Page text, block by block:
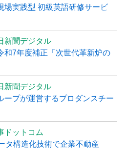
場実践型 初級英語研修サービ
新聞デジタル
和7年度補正「次世代革新炉の
新聞デジタル
ープが運営するプロダンスチー
ドットコム
タ構造化技術で企業不動産